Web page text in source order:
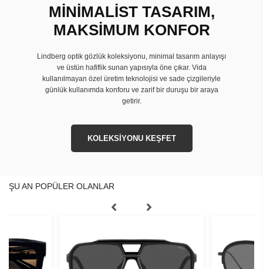
MİNİMALİST TASARIM,
MAKSİMUM KONFOR
Lindberg optik gözlük koleksiyonu, minimal tasarım anlayışı
ve üstün hafiflik sunan yapısıyla öne çıkar. Vida
kullanılmayan özel üretim teknolojisi ve sade çizgileriyle
günlük kullanımda konforu ve zarif bir duruşu bir araya
getirir.
KOLEKSİYONU KEŞFET
ŞU AN POPÜLER OLANLAR